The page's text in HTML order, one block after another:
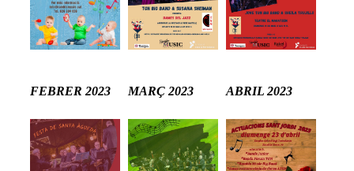
FEBRER 2023 MARÇ 2023 ABRIL 2023